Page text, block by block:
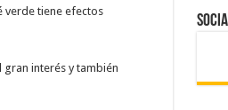
verde tiene efectos
interés y también